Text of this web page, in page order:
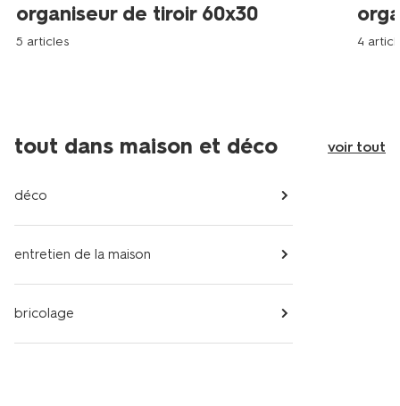
organiseur de tiroir 60x30
5 articles 4
tout dans maison et déco voir tout
déco
entretien de la maison
bricolage